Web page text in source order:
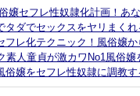
嬢セフレ性奴隷化計画！あ
タダでセックスをヤリまく
フレ化テクニック！風俗嬢
素人童貞が激カワNo1風俗
俗嬢をセフレ性奴隷に調教